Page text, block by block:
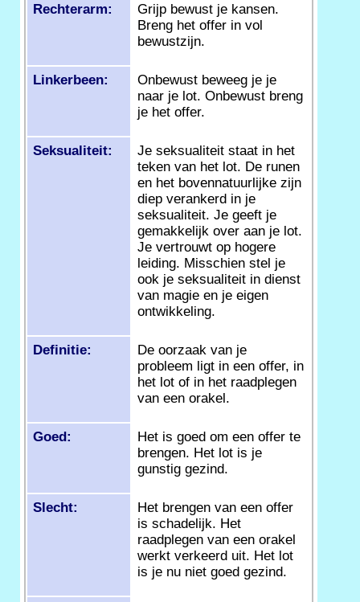
Rechterarm:
Grijp bewust je kansen.
Breng het offer in vol
bewustzijn.
Linkerbeen:
Onbewust beweeg je je
naar je lot. Onbewust breng
je het offer.
Seksualiteit:
Je seksualiteit staat in het
teken van het lot. De runen
en het bovennatuurlijke zijn
diep verankerd in je
seksualiteit. Je geeft je
gemakkelijk over aan je lot.
Je vertrouwt op hogere
leiding. Misschien stel je
ook je seksualiteit in dienst
van magie en je eigen
ontwikkeling.
Definitie:
De oorzaak van je
probleem ligt in een offer, in
het lot of in het raadplegen
van een orakel.
Goed:
Het is goed om een offer te
brengen. Het lot is je
gunstig gezind.
Slecht:
Het brengen van een offer
is schadelijk. Het
raadplegen van een orakel
werkt verkeerd uit. Het lot
is je nu niet goed gezind.